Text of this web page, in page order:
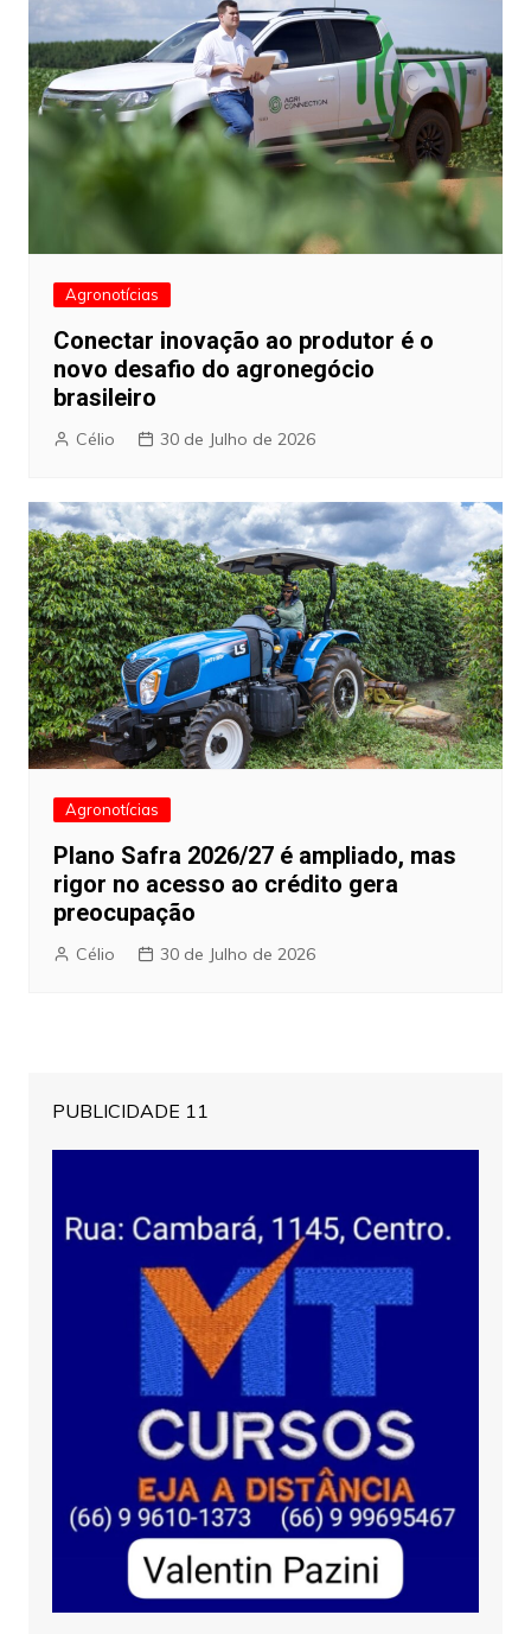
Agronotícias
Conectar inovação ao produtor é o
novo desafio do agronegócio
brasileiro
Célio 30 de Julho de 2026
Agronotícias
Plano Safra 2026/27 é ampliado, mas
rigor no acesso ao crédito gera
preocupação
Célio 30 de Julho de 2026
PUBLICIDADE 11